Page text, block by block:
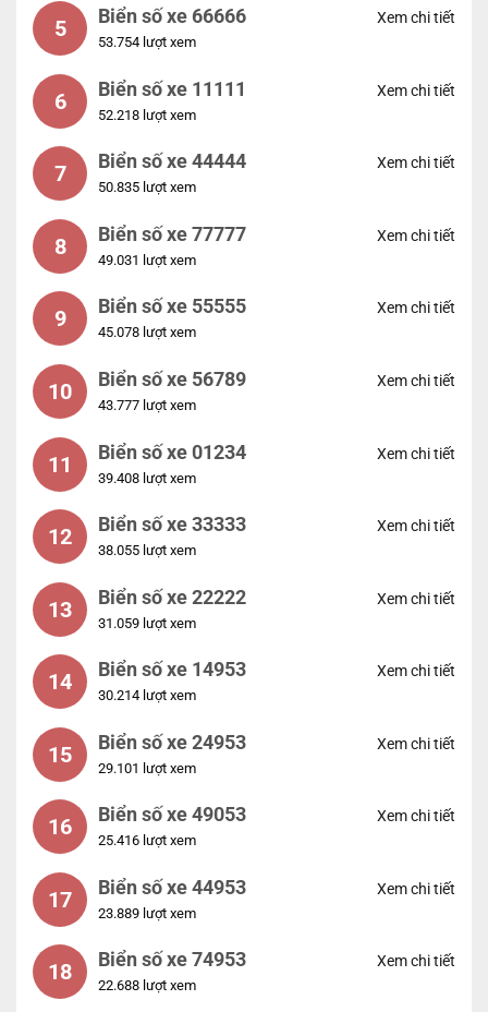
5 Biển số xe 66666
53.754 lượt xem
Xem chi tiết
6 Biển số xe 11111
52.218 lượt xem
Xem chi tiết
7 Biển số xe 44444
50.835 lượt xem
Xem chi tiết
8 Biển số xe 77777
49.031 lượt xem
Xem chi tiết
9 Biển số xe 55555
45.078 lượt xem
Xem chi tiết
10 Biển số xe 56789
43.777 lượt xem
Xem chi tiết
11 Biển số xe 01234
39.408 lượt xem
Xem chi tiết
12 Biển số xe 33333
38.055 lượt xem
Xem chi tiết
13 Biển số xe 22222
31.059 lượt xem
Xem chi tiết
14 Biển số xe 14953
30.214 lượt xem
Xem chi tiết
15 Biển số xe 24953
29.101 lượt xem
Xem chi tiết
16 Biển số xe 49053
25.416 lượt xem
Xem chi tiết
17 Biển số xe 44953
23.889 lượt xem
Xem chi tiết
18 Biển số xe 74953
22.688 lượt xem
Xem chi tiết